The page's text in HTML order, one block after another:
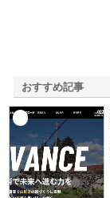
おすすめ記事